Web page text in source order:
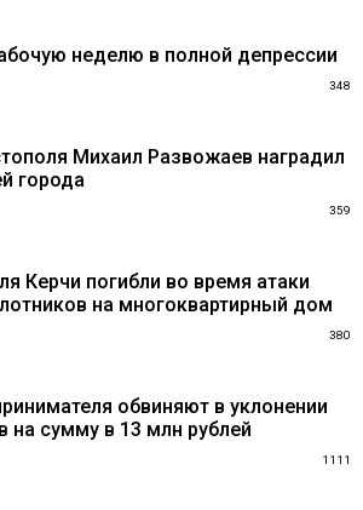
неделю в полной депрессии
348
Михаил Развожаев наградил
города
359
Керчи погибли во время атаки
на многоквартирный дом
380
обвиняют в уклонении
на сумму в 13 млн рублей
1111